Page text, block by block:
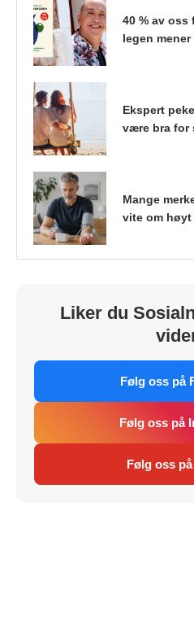
40 % av oss
legen
Ekspert
være bra for
Mange
vite om
Liker du
Følg oss på
Følg oss på
Følg oss